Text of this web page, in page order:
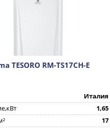
TESORO RM-TS17CH-E
Италия
1,65
17